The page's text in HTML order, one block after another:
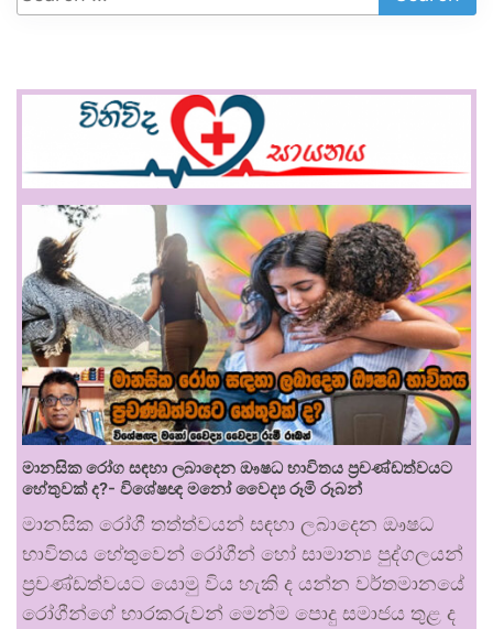
මානසික රෝග සඳහා ලබාදෙන ඖෂධ භාවිතය ප්‍රචණ්ඩත්වයට
හේතුවක් ද?- විශේෂඥ මනෝ වෛද්‍ය රූමි රූබන්
මානසික රෝගී තත්ත්වයන් සඳහා ලබාදෙන ඖෂධ
භාවිතය හේතුවෙන් රෝගීන් හෝ සාමාන්‍ය පුද්ගලයන්
ප්‍රචණ්ඩත්වයට යොමු විය හැකි ද යන්න වර්තමානයේ
රෝගීන්ගේ භාරකරුවන් මෙන්ම පොදු සමාජය තුළ ද